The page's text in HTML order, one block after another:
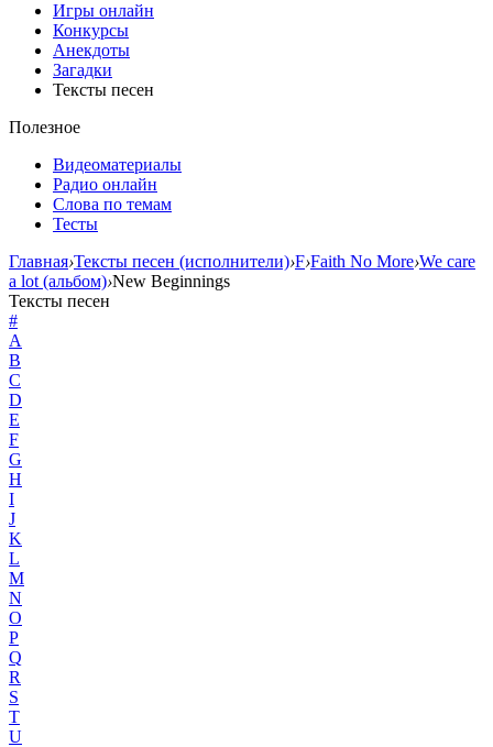
Игры онлайн
Конкурсы
Анекдоты
Загадки
Тексты песен
Полезное
Видеоматериалы
Радио онлайн
Слова по темам
Тесты
Главная›Тексты песен (исполнители)›F›Faith No More›We care
a lot (альбом)›New Beginnings
Тексты песен
#
A
B
C
D
E
F
G
H
I
J
K
L
M
N
O
P
Q
R
S
T
U